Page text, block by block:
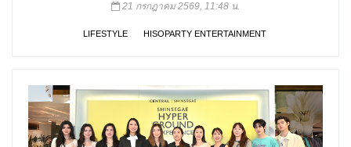
21 กรกฎาคม 2569, 11:48 น.
LIFESTYLE HISOPARTY ENTERTAINMENT